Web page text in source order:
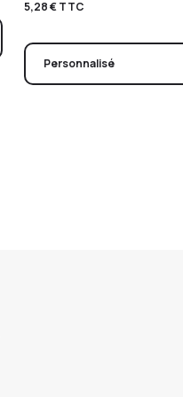
5,28€TTC
Personnalisé